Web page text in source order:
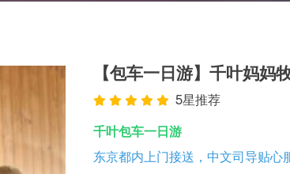
【包车一日游】千叶妈妈
5星推荐
千叶包车一日游
东京都内上门接送，中文司导贴心